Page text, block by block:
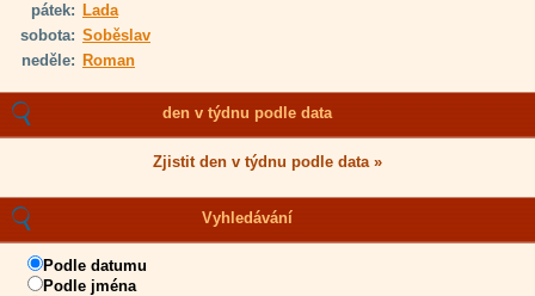
pátek: Lada
sobota: Soběslav
neděle: Roman
den v týdnu podle data
Zjistit den v týdnu podle data »
Vyhledávání
Podle datumu
Podle jména